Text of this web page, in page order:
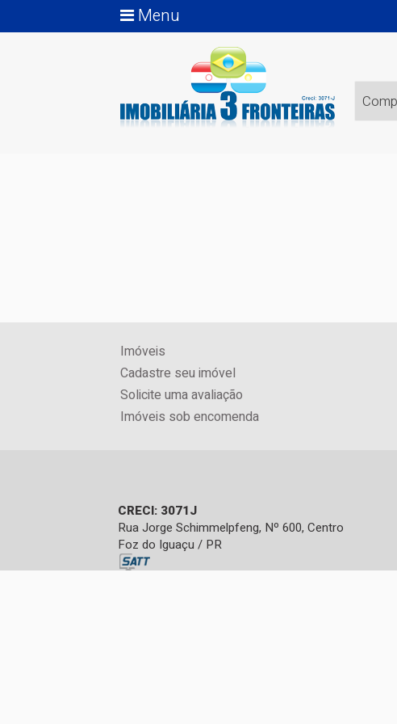
Menu
Imóveis
Cadastre seu imóvel
Solicite uma avaliação
Imóveis sob encomenda
CRECI: 3071J
Rua Jorge Schimmelpfeng, Nº 600, Centro
Foz do Iguaçu / PR